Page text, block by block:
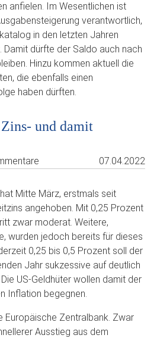
anfielen. Im Wesentlichen ist
verantwortlich,
in den letzten Jahren
dürfte der Saldo auch nach
Hinzu kommen aktuell die
die ebenfalls einen
haben dürften.
und damit
07.04.2022
Mitte März, erstmals seit
angehoben. Mit 0,25 Prozent
zwar moderat. Weitere,
wurden jedoch bereits für dieses
0,25 bis 0,5 Prozent soll der
Jahr sukzessive auf deutlich
US-Geldhüter wollen damit der
Inflation begegnen.
Europäische Zentralbank. Zwar
Ausstieg aus dem